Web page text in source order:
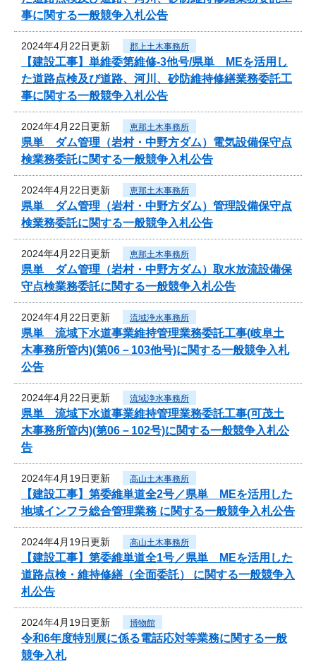
事に関する一般競争入札公告
2024年4月22日更新 郡上土木事務所
【建設工事】単維委第維修‐3他号/県単 MEを活用し
た道路点検及び道路、河川、砂防維持修繕業務委託工
事に関する一般競争入札公告
2024年4月22日更新 恵那土木事務所
県単 ダム管理（岩村・中野方ダム）電気設備保守点
検業務委託に関する一般競争入札公告
2024年4月22日更新 恵那土木事務所
県単 ダム管理（岩村・中野方ダム）管理設備保守点
検業務委託に関する一般競争入札公告
2024年4月22日更新 恵那土木事務所
県単 ダム管理（岩村・中野方ダム）取水放流設備保
守点検業務委託に関する一般競争入札公告
2024年4月22日更新 流域浄水事務所
県単 流域下水道事業維持管理業務委託工事(岐阜土
木事務所管内)(第06－103他号)に関する一般競争入札
公告
2024年4月22日更新 流域浄水事務所
県単 流域下水道事業維持管理業務委託工事(可茂土
木事務所管内)(第06－102号)に関する一般競争入札公
告
2024年4月19日更新 高山土木事務所
【建設工事】第委維単道全2号／県単 MEを活用した
地域インフラ総合管理業務 に関する一般競争入札公告
2024年4月19日更新 高山土木事務所
【建設工事】第委維単道全1号／県単 MEを活用した
道路点検・維持修繕（全面委託） に関する一般競争入
札公告
2024年4月19日更新 博物館
令和6年度特別展に係る電話応対等業務に関する一般
競争入札